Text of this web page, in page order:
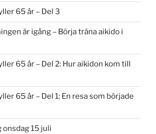
65 år – Del 3
är igång – Börja träna aikido i
65 år – Del 2: Hur aikidon kom till
65 år – Del 1: En resa som började
15 juli